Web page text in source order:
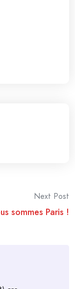
Next Post
sommes Paris !